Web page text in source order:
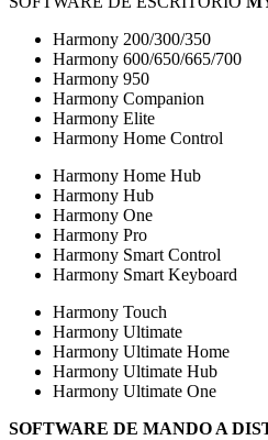
Harmony 200/300/350
Harmony 600/650/665/700
Harmony 950
Harmony Companion
Harmony Elite
Harmony Home Control
Harmony Home Hub
Harmony Hub
Harmony One
Harmony Pro
Harmony Smart Control
Harmony Smart Keyboard
Harmony Touch
Harmony Ultimate
Harmony Ultimate Home
Harmony Ultimate Hub
Harmony Ultimate One
SOFTWARE DE MANDO A